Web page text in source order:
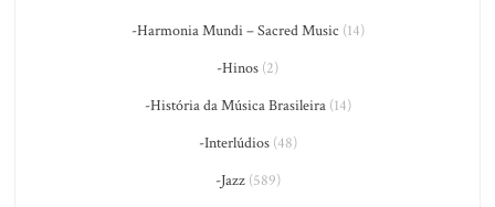
-Harmonia Mundi – Sacred Music (14)
-Hinos (2)
-História da Música Brasileira(14)
-Interlúdios(48)
-Jazz(589)